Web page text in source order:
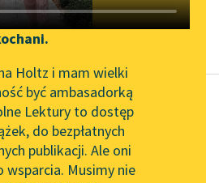
Zgłoś brak utworu
Narzędzia
Mapa Wolnych Lektur
Leśmianator
Przewodnik dla piszących i
Holtz i mam wielki
być ambasadorką
Lektury to dostęp
do bezpłatnych
publikacji. Ale oni
wsparcia. Musimy nie
Zofia Urbanowska
Gucio zaczarowany